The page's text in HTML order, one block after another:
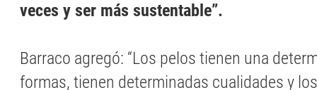
veces y ser más sustentable”.
Barraco agregó: “Los pelos tienen una
formas, tienen determinadas cualidades y